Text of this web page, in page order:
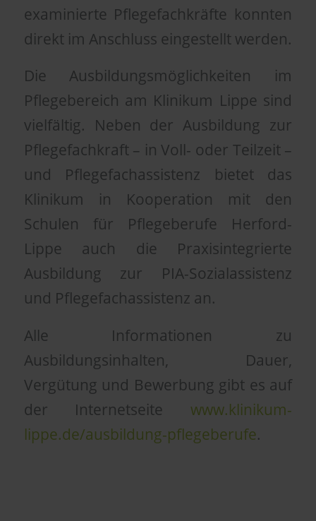
examinierte Pflegefachkräfte konnten
direkt im Anschluss eingestellt werden.
Die Ausbildungsmöglichkeiten im
Pflegebereich am Klinikum Lippe sind
vielfältig. Neben der Ausbildung zur
Pflegefachkraft – in Voll- oder Teilzeit –
und Pflegefachassistenz bietet das
Klinikum in Kooperation mit den
Schulen für Pflegeberufe Herford-
Lippe auch die Praxisintegrierte
Ausbildung zur PIA-Sozialassistenz
und Pflegefachassistenz an.
Alle Informationen zu
Ausbildungsinhalten, Dauer,
Vergütung und Bewerbung gibt es auf
der Internetseitewww.klinikum-
lippe.de/ausbildung-pflegeberufe.